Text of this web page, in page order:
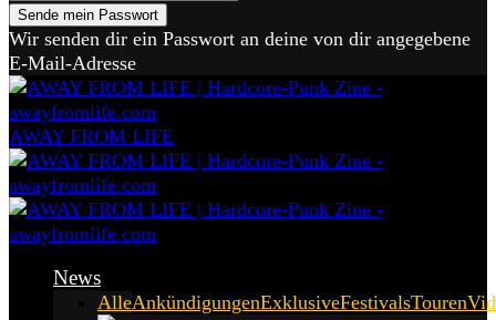
Wir senden dir ein Passwort an deine von dir angegebene
E-Mail-Adresse
AWAY FROM LIFE
News
AlleAnkündigungenExklusiveFestivalsTouren